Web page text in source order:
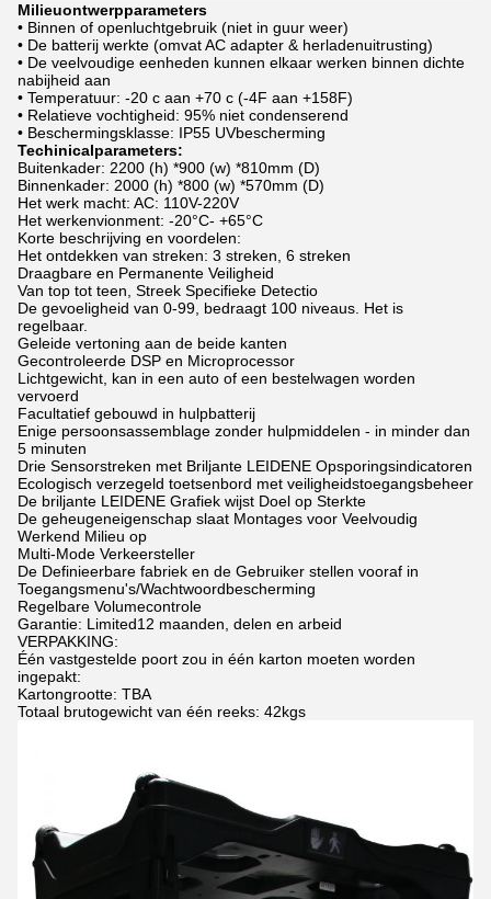
Milieuontwerpparameters
• Binnen of openluchtgebruik (niet in guur weer)
• De batterij werkte (omvat AC adapter & herladenuitrusting)
• De veelvoudige eenheden kunnen elkaar werken binnen dichte
nabijheid aan
• Temperatuur: -20 c aan +70 c (-4F aan +158F)
• Relatieve vochtigheid: 95% niet condenserend
• Beschermingsklasse: IP55 UVbescherming
Techinicalparameters:
Buitenkader: 2200 (h) *900 (w) *810mm (D)
Binnenkader: 2000 (h) *800 (w) *570mm (D)
Het werk macht: AC: 110V-220V
Het werkenvionment: -20°C- +65°C
Korte beschrijving en voordelen:
Het ontdekken van streken: 3 streken, 6 streken
Draagbare en Permanente Veiligheid
Van top tot teen, Streek Specifieke Detectio
De gevoeligheid van 0-99, bedraagt 100 niveaus. Het is
regelbaar.
Geleide vertoning aan de beide kanten
Gecontroleerde DSP en Microprocessor
Lichtgewicht, kan in een auto of een bestelwagen worden
vervoerd
Facultatief gebouwd in hulpbatterij
Enige persoonsassemblage zonder hulpmiddelen - in minder dan
5 minuten
Drie Sensorstreken met Briljante LEIDENE Opsporingsindicatoren
Ecologisch verzegeld toetsenbord met veiligheidstoegangsbeheer
De briljante LEIDENE Grafiek wijst Doel op Sterkte
De geheugeneigenschap slaat Montages voor Veelvoudig
Werkend Milieu op
Multi-Mode Verkeersteller
De Definieerbare fabriek en de Gebruiker stellen vooraf in
Toegangsmenu's/Wachtwoordbescherming
Regelbare Volumecontrole
Garantie: Limited12 maanden, delen en arbeid
VERPAKKING:
Één vastgestelde poort zou in één karton moeten worden
ingepakt:
Kartongrootte: TBA
Totaal brutogewicht van één reeks: 42kgs